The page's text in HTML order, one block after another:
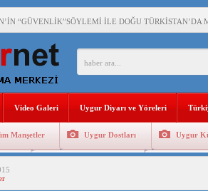
“GÜVENLİK”SÖYLEMİ İLE DOĞU TÜRKİSTAN’DA
YAŞAYAN UYGURLARA
PARTİ GENEL BAŞKANI AĞIRALİOĞLU :
DOĞU TÜRKİSTAN’DAKİ UYGULAMALARI
YILDIR KAYNAYAN YARAMIZ : ÇİN İŞGALİNDEKİ
Video Galeri Uygur Diyarı ve Yöreleri
Manşetler Uygur Dostları Uygur